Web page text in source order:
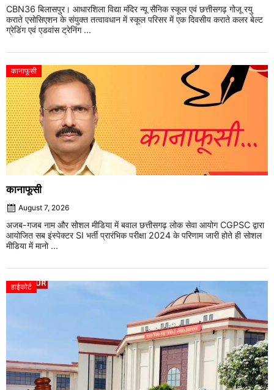
CBN36 बिलासपुर। आधारशिला विद्या मंदिर न्यू सैनिक स्कूल एवं छत्तीसगढ़ गोजू रयु
कराते एसोसिएशन के संयुक्त तत्वावधान में स्कूल परिसर में एक दिवसीय कराते कलर बेल्ट
ग्रेडिंग एवं एडवांस ट्रेनिंग ...
कानाफूसी
कानाफूसी
August 7, 2026
अजब-गजब नाम और सोशल मीडिया में बवाल छत्तीसगढ़ लोक सेवा आयोग CGPSC द्वारा
आयोजित सब इंस्पेक्टर SI भर्ती प्रारंभिक परीक्षा 2024 के परिणाम जारी होते ही सोशल
मीडिया में मानो ...
हाईकोर्ट